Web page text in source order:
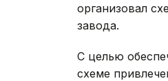
организовал
завода.
С целью
схеме